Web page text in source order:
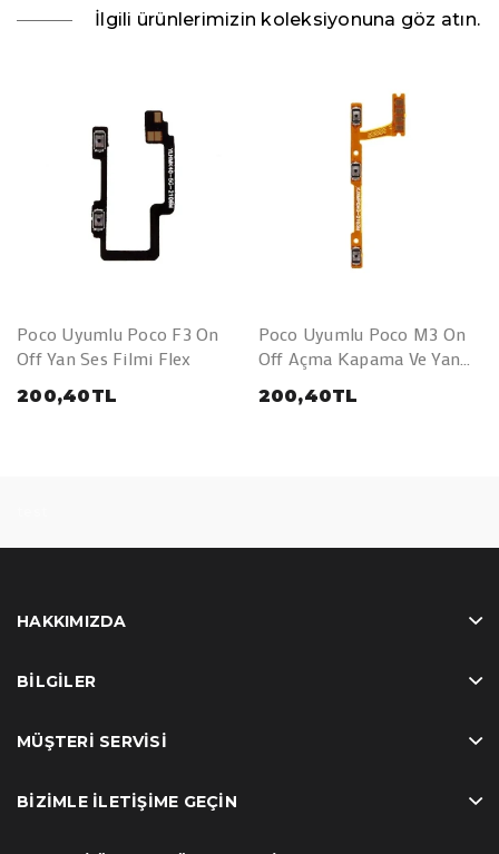
İlgili ürünlerimizin koleksiyonuna göz atın.
Poco Uyumlu Poco F3 On
Off Yan Ses Filmi Flex
200,40TL
Poco Uyumlu Poco M3 On
Off Açma Kapama Ve Yan
200,40TL
HAKKIMIZDA
BILGILER
MÜŞTERI SERVISI
BIZIMLE İLETIŞIME GEÇIN